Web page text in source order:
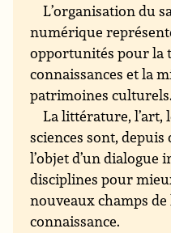
L’organisation du
numérique
opportunités pour la
connaissances et la
patrimoines culturels.
La littérature, l’art,
sciences sont,
l’objet d’un dialogue
disciplines pour
nouveaux champs de
connaissance.